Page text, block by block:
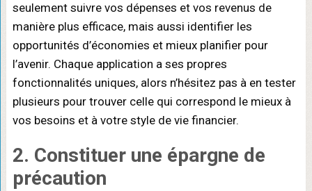
seulement suivre vos dépenses et vos revenus de
manière plus efficace, mais aussi identifier les
opportunités d’économies et mieux planifier pour
l’avenir. Chaque application a ses propres
fonctionnalités uniques, alors n’hésitez pas à en tester
plusieurs pour trouver celle qui correspond le mieux à
vos besoins et à votre style de vie financier.
2. Constituer une épargne de
précaution